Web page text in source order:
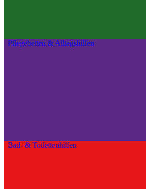
Pflegebetten & Alltagshilfen
Bad- & Toilettenhilfen